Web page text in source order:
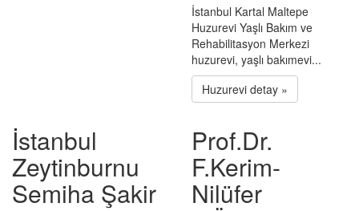
İstanbul Kartal Maltepe
Huzurevi Yaşlı Bakım ve
Rehabilitasyon Merkezi
huzurevi, yaşlı bakımevi...
Huzurevi detay »
İstanbul
Zeytinburnu
Semiha Şakir
Prof.Dr.
F.Kerim-
Nilüfer